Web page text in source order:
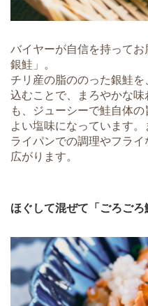
バイヤーが自信を持って
銀鮭」。
チリ産の脂ののった銀鮭
込むことで、まろやかな
も、ジューシーで鮭自体
よい塩味になっています
ライパンでの調理やフラ
広がります。
ほぐして混ぜて「ごろごろ